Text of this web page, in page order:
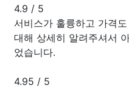
4.9 / 5
서비스가 훌륭하고 가격
대해 상세히 알려주셔서
었습니다.
4.95 / 5